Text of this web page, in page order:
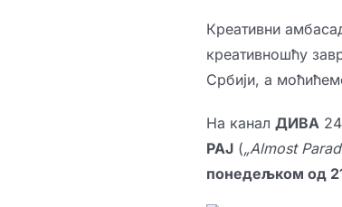
Креативни
креативношћу
Србији, а
На канал ДИВА
РАЈ(„Almost
понедељком од